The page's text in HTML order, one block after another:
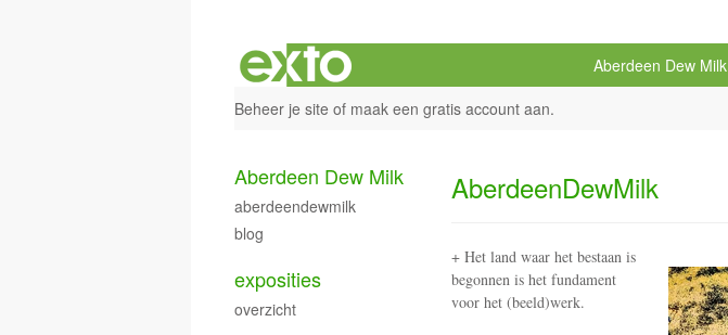
Aberdeen Dew Milk
Beheer je site of maak een gratis account aan.
AberdeenDewMilk
+ Het land waar het bestaan is
begonnen is het fundament
voor het (beeld)werk.
Aberdeen Dew Milk
aberdeendewmilk
blog
exposities
overzicht